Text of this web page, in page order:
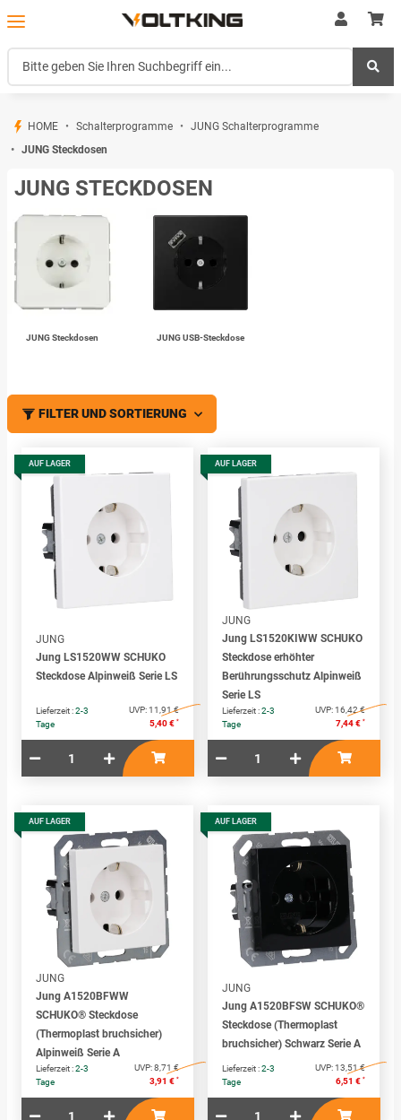
HOME Schalterprogramme
JUNG Schalterprogramme
JUNG Steckdosen
JUNG STECKDOSEN
JUNG Steckdosen JUNG USB-Steckdose
FILTER UND SORTIERUNG
AUF LAGER
JUNG
Jung LS1520WW SCHUKO
Steckdose Alpinweiß Serie LS
Lieferzeit :2-3
Tage
UVP:11,91 €
5,40 € *
AUF LAGER
JUNG
Jung LS1520KIWW SCHUKO
Steckdose erhöhter
Berührungsschutz Alpinweiß
Serie LS
Lieferzeit :2-3
Tage
UVP:16,42 €
7,44 € *
AUF LAGER
JUNG
Jung A1520BFWW
SCHUKO® Steckdose
(Thermoplast bruchsicher)
Alpinweiß Serie A
Lieferzeit :2-3
Tage
UVP:8,71 €
3,91 € *
AUF LAGER
JUNG
Jung A1520BFSW SCHUKO®
Steckdose (Thermoplast
bruchsicher) Schwarz Serie A
Lieferzeit :2-3
Tage
UVP:13,51 €
6,51 € *